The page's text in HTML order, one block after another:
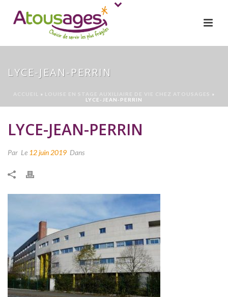
LYCE-JEAN-PERRIN
ACCUEIL » LOUISE EN STAGE AUXILIAIRE DE VIE CHEZ ATOUSAGES »
LYCE-JEAN-PERRIN
LYCE-JEAN-PERRIN
Par Le 12 juin 2019 Dans